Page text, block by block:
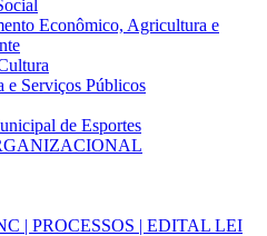
Econômico, Agricultura e
e Serviços Públicos
de Esportes
| PROCESSOS | EDITAL LEI